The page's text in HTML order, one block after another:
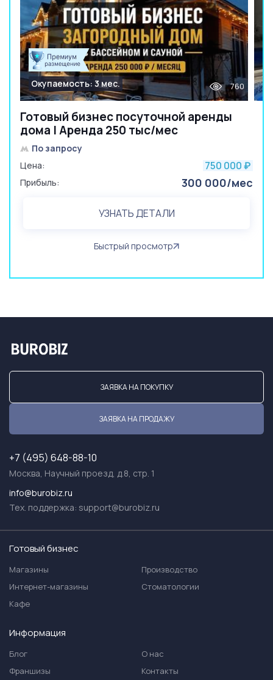
Готовый бизнес посуточной аренды
дома | Аренда 250 тыс/мес
Окупаемость: 3 мес. 760
По запросу
Цена:
750 000 ₽
Прибыль: 300 000/мес
УЗНАТЬ ДЕТАЛИ
Быстрый просмотр
ЗАЯВКА НА ПОКУПКУ
ЗАЯВКА НА ПРОДАЖУ
+7 (495) 648-88-10
Москва, Научный проезд, д.8, стр. 1
info@burobiz.ru
Тех. поддержка: support@burobiz.ru
Готовый бизнес
Магазины
Интернет-магазины
Кафе
Производство
Стоматологии
Информация
Блог
Франшизы
О нас
Контакты